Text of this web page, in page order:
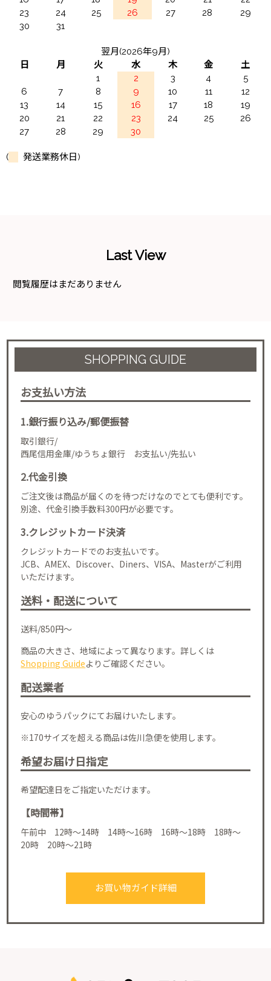
23
24 25 26 27 28
29
30
31
翌月(2026年9月)
日
月 火 水 木 金
土
1
2 3 4
5
6
7 8 9 10 11
12
13
14 15 16 17 18
19
20
21 22 23 24 25
26
27
28 29 30
( 発送業務休日)
Last View
閲覧履歴はまだありません
SHOPPING GUIDE
お支払い方法
1.銀行振り込み/郵便振替
取引銀行/
西尾信用金庫/ゆうちょ銀行 お支払い/先払い
2.代金引換
ご注文後は商品が届くのを待つだけなのでとても便利です。
別途、代金引換手数料300円が必要です。
3.クレジットカード決済
クレジットカードでのお支払いです。
JCB、AMEX、Discover、Diners、VISA、Masterがご利用
いただけます。
送料・配送について
送料/850円～
商品の大きさ、地域によって異なります。詳しくは
Shopping Guideよりご確認ください。
配送業者
安心のゆうパックにてお届けいたします。
※170サイズを超える商品は佐川急便を使用します。
希望お届け日指定
希望配達日をご指定いただけます。
【時間帯】
午前中 12時～14時 14時～16時 16時～18時 18時～
20時 20時～21時
お買い物ガイド詳細